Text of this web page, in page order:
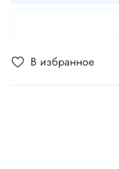
В избранное